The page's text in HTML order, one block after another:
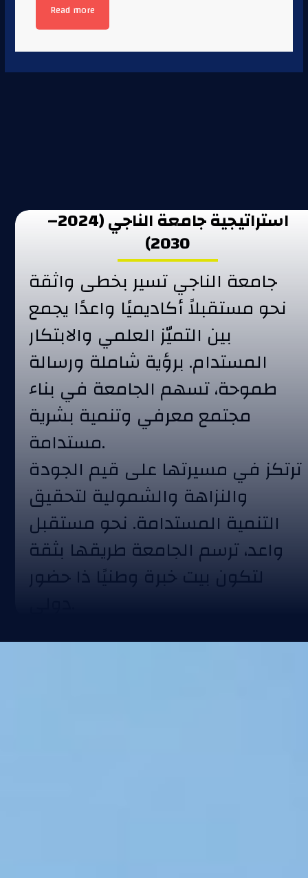
Read more
استراتيجية جامعة الناجي (2024–
2030)
جامعة الناجي تسير بخطى واثقة
نحو مستقبلاً أكاديميًا واعدًا يجمع
بين التميّز العلمي والابتكار
المستدام. برؤية شاملة ورسالة
طموحة، تسهم الجامعة في بناء
مجتمع معرفي وتنمية بشرية
مستدامة.
ترتكز في مسيرتها على قيم الجودة
والنزاهة والشمولية لتحقيق
التنمية المستدامة. نحو مستقبل
واعد، ترسم الجامعة طريقها بثقة
لتكون بيت خبرة وطنيًا ذا حضور